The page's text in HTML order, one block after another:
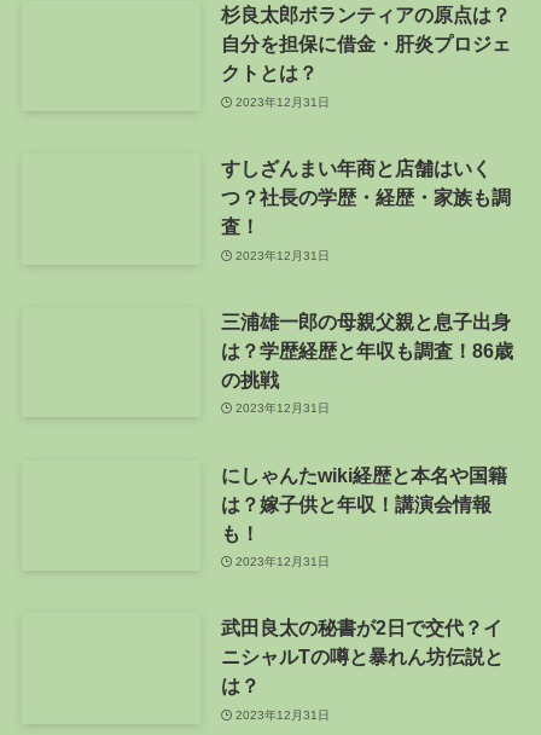
杉良太郎ボランティアの原点は？
自分を担保に借金・肝炎プロジェ
クトとは？
2023年12月31日
すしざんまい年商と店舗はいく
つ？社長の学歴・経歴・家族も調
査！
2023年12月31日
三浦雄一郎の母親父親と息子出身
は？学歴経歴と年収も調査！86歳
の挑戦
2023年12月31日
にしゃんたwiki経歴と本名や国籍
は？嫁子供と年収！講演会情報
も！
2023年12月31日
武田良太の秘書が2日で交代？イ
ニシャルTの噂と暴れん坊伝説と
は？
2023年12月31日